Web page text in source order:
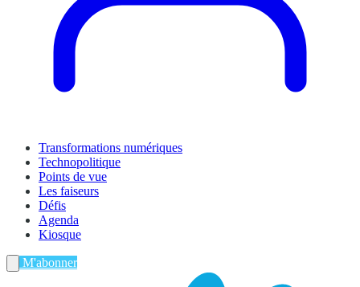
Transformations numériques
Technopolitique
Points de vue
Les faiseurs
Défis
Agenda
Kiosque
M'abonner